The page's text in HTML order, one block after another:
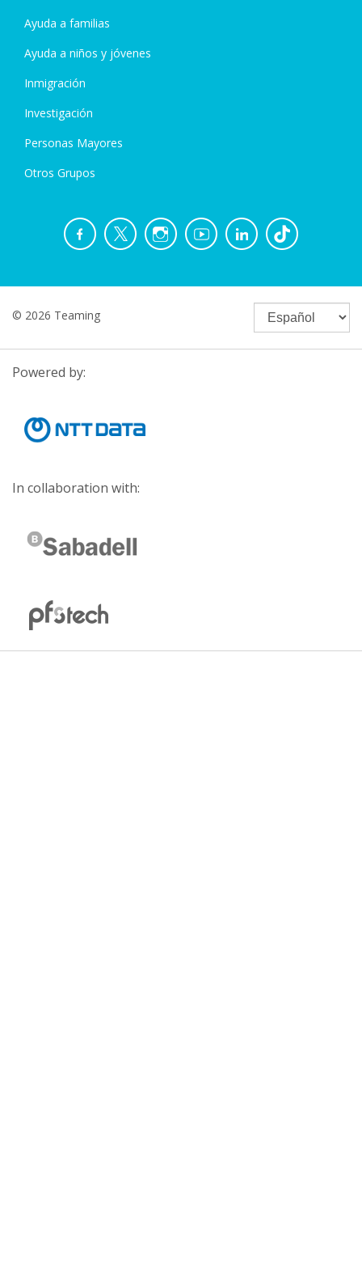
Ayuda a familias
Ayuda a niños y jóvenes
Inmigración
Investigación
Personas Mayores
Otros Grupos
© 2026 Teaming
Powered by:
In collaboration with: